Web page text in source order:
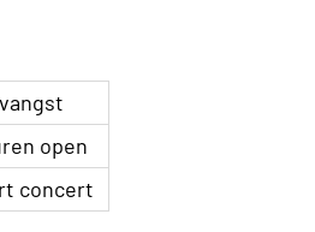
open
concert